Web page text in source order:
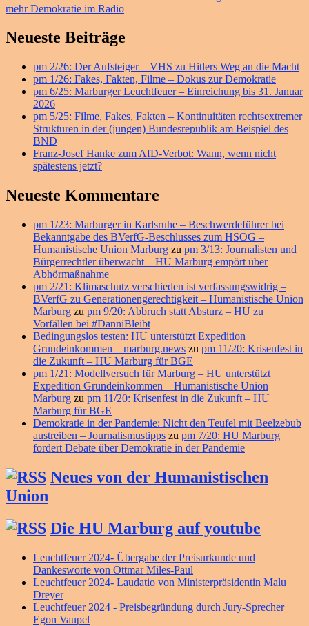
Beitrag:
mehr Demokratie im Radio
Primärer
Widget-
Bereich
Neueste Beiträge
pm 2/26: Der Aufsteiger – VHS zu Hitlers Weg an die Macht
pm 1/26: Fakes, Fakten, Filme – Dokus zur Demokratie
pm 6/25: Marburger Leuchtfeuer – Einreichung bis 31. Januar
2026
pm 5/25: Filme, Fakes, Fakten – Kontinuitäten rechtsextremer
Strukturen in der (jungen) Bundesrepublik am Beispiel des
BND
Franz-Josef Hanke zum AfD-Verbot: Wann, wenn nicht
spätestens jetzt?
Neueste Kommentare
pm 1/23: Marburger in Karlsruhe – Beschwerdeführer bei
Bekanntgabe des BVerfG-Beschlusses zum HSOG –
Humanistische Union Marburg zu pm 3/13: Journalisten und
Bürgerrechtler überwacht – HU Marburg empört über
Abhörmaßnahme
pm 2/21: Klimaschutz verschieden ist verfassungswidrig –
BVerfG zu Generationengerechtigkeit – Humanistische Union
Marburg zu pm 9/20: Abbruch statt Absturz – HU zu
Vorfällen bei #DanniBleibt
Bedingungslos testen: HU unterstützt Expedition
Grundeinkommen – marburg.news zu pm 11/20: Krisenfest in
die Zukunft – HU Marburg für BGE
pm 1/21: Modellversuch für Marburg – HU unterstützt
Expedition Grundeinkommen – Humanistische Union
Marburg zu pm 11/20: Krisenfest in die Zukunft – HU
Marburg für BGE
Demokratie in der Pandemie: Nicht den Teufel mit Beelzebub
austreiben – Journalismustipps zu pm 7/20: HU Marburg
fordert Debate über Demokratie in der Pandemie
Neues von der Humanistischen
Union
Die HU Marburg auf youtube
Leuchtfeuer 2024- Übergabe der Preisurkunde und
Dankesworte von Ottmar Miles-Paul
Leuchtfeuer 2024- Laudatio von Ministerpräsidentin Malu
Dreyer
Leuchtfeuer 2024 - Preisbegründung durch Jury-Sprecher
Egon Vaupel